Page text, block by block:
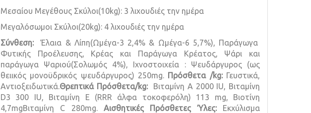
Μεσαίου Μεγέθους Σκύλοι(10kg): 3 λιχουδιές την ημέρα
Μεγαλόσωμοι Σκύλοι(20kg): 4 λιχουδιές την ημέρα
Σύνθεση:
Έλαια & Λίπη(Ωμέγα-3 2,4% & Ωμέγα-6 5,7%), Παράγωγα
Φυτικής Προέλευσης, Κρέας και Παράγωγα Κρέατος, Ψάρι και
παράγωγα Ψαριού(Σολωμός 4%), Ιχνοστοιχεία : Ψευδάργυρος (ως
θειικός μονοϋδρικός ψευδάργυρος) 250mg. Πρόσθετα /kg: Γευστικά,
Αντιοξειδωτικά.Θρεπτικά Πρόσθετα/kg:
Βιταμίνη Α 2000 IU, Βιταμίνη
D3 300 IU, Βιταμίνη Ε (RRR άλφα τοκοφερόλη) 113 mg, Βιοτίνη
4,7mgΒιταμίνη C 280mg. Αισθητικές Πρόσθετες Ύλες: Εκχύλισμα